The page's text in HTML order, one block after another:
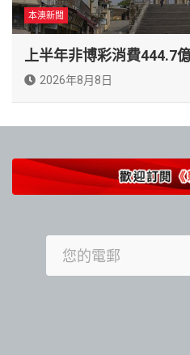
本澳新聞
上半年非博彩消費444.7
2026年8月8日